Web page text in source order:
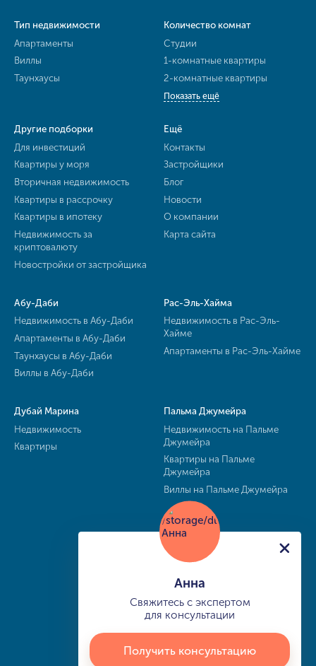
Тип недвижимости
Апартаменты
Виллы
Таунхаусы
Количество комнат
Студии
1-комнатные квартиры
2-комнатные квартиры
Показать ещё
Другие подборки
Для инвестиций
Квартиры у моря
Вторичная недвижимость
Квартиры в рассрочку
Квартиры в ипотеку
Недвижимость за
криптовалюту
Новостройки от застройщика
Ещё
Контакты
Застройщики
Блог
Новости
О компании
Карта сайта
Абу-Даби
Недвижимость в Абу-Даби
Апартаменты в Абу-Даби
Таунхаусы в Абу-Даби
Виллы в Абу-Даби
Рас-Эль-Хайма
Недвижимость в Рас-Эль-
Хайме
Апартаменты в Рас-Эль-Хайме
Дубай Марина
Недвижимость
Квартиры
Пальма Джумейра
Недвижимость на Пальме
Джумейра
Квартиры на Пальме
Джумейра
Виллы на Пальме Джумейра
Анна
Свяжитесь с экспертом
для консультации
Получить консультацию